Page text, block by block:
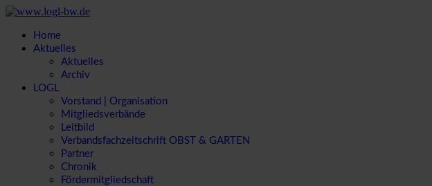
Home
Aktuelles
Aktuelles
Archiv
LOGL
Vorstand | Organisation
Mitgliedsverbände
Leitbild
Verbandsfachzeitschrift OBST & GARTEN
Partner
Chronik
Fördermitgliedschaft